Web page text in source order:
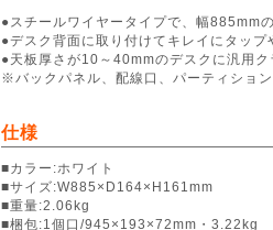
●スチールワイヤータイプで、幅885mm
●デスク背面に取り付けてキレイにタップ
●天板厚さが10～40mmのデスクに汎用ク
※バックパネル、配線口、パーティショ
仕様
■カラー:ホワイト
■サイズ:W885×D164×H161mm
■重量:2.06kg
■梱包:1個口/945×193×72mm・3.22kg